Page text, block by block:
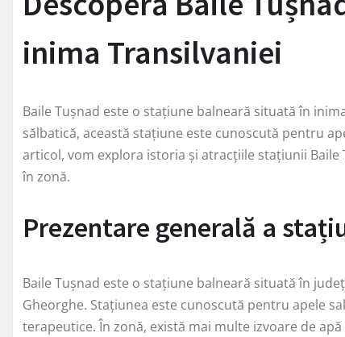
inima Transilvaniei
Baile Tușnad este o stațiune balneară situată în
sălbatică, această stațiune este cunoscută pentru
articol, vom explora istoria și atracțiile stațiunii
în zonă.
Prezentare generală a
Baile Tușnad este o stațiune balneară situată în
Gheorghe. Stațiunea este cunoscută pentru apele
terapeutice. În zonă, există mai multe izvoare de